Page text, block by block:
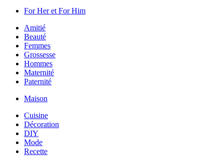
For Her et For Him
Amitié
Beauté
Femmes
Grossesse
Hommes
Maternité
Paternité
Maison
Cuisine
Décoration
DIY
Mode
Recette